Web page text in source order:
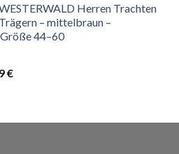
ist:
24,99 €.
Herren Trachten
– mittelbraun –
44–60
€Aktueller